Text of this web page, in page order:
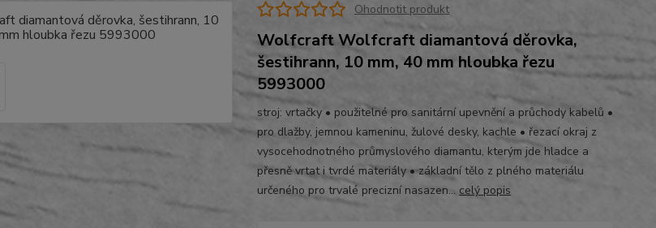
Ohodnotit produkt
Wolfcraft Wolfcraft diamantová děrovka,
šestihrann, 10 mm, 40 mm hloubka řezu
5993000
stroj: vrtačky • použitelné pro sanitární upevnění a průchody kabelů •
pro dlažby, jemnou kameninu, žulové desky, kachle • řezací okraj z
vysocehodnotného průmyslového diamantu, kterým jde hladce a
přesně vrtat i tvrdé materiály • základní tělo z plného materiálu
určeného pro trvalé precizní nasazen... celý popis